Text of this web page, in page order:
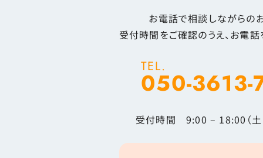
お電話で相談しながらの
受付時間をご確認のうえ、お電話
TEL.
050-3613-
受付時間 9:00 – 18:00（土